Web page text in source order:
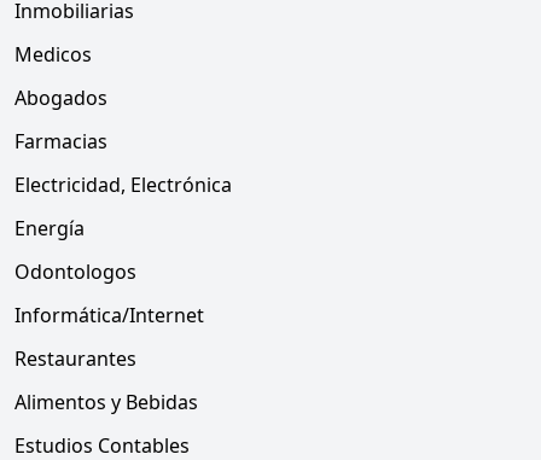
Inmobiliarias
Medicos
Abogados
Farmacias
Electricidad, Electrónica
Energía
Odontologos
Informática/Internet
Restaurantes
Alimentos y Bebidas
Estudios Contables